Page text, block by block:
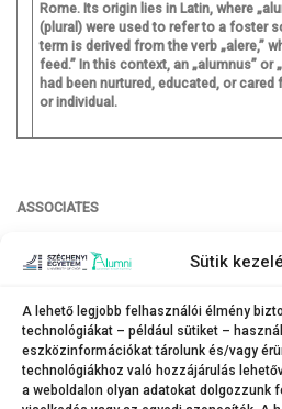
Sütik
A lehető legjobb felhasználói élmény
technológiákat – például sütiket –
eszközinformációkat tárolunk és/vagy
technológiákhoz való hozzájárulás
a weboldalon olyan adatokat dolgozzunk
SZOLGÁLTATÁSOK
Rome. Its origin lies in Latin, where
(plural) were used to refer to a foster
term is derived from the verb „alere,”
feed.” In this context, an „alumnus” or
had been nurtured, educated, or
or individual.
ASSOCIATES
MEETING
NETWORKING
NSPIRING